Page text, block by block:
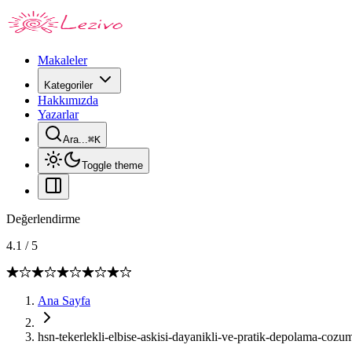
Makaleler
Kategoriler
Hakkımızda
Yazarlar
Ara...⌘K
Toggle theme
Değerlendirme
4.1 / 5
Ana Sayfa
hsn-tekerlekli-elbise-askisi-dayanikli-ve-pratik-depolama-